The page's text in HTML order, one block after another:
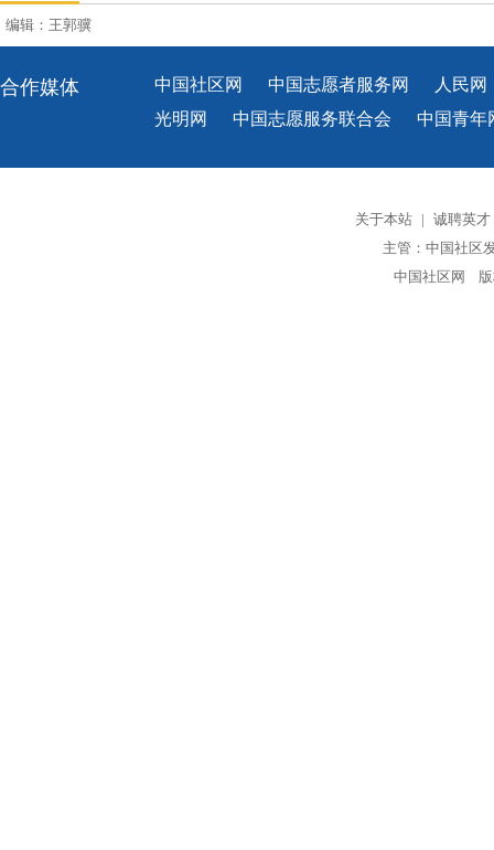
编辑：王郭骥
合作媒体 中国社区网 中国志愿者服务网
人民网
光明网
中国志愿服务联合会 中国青年
关于本站 | 诚聘英才
主管：中国社区
中国社区网 版